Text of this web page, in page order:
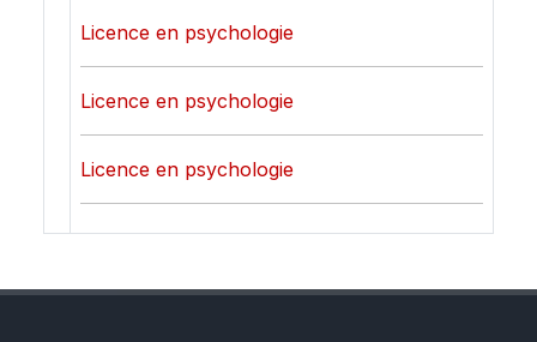
Licence en psychologie
Licence en psychologie
Licence en psychologie